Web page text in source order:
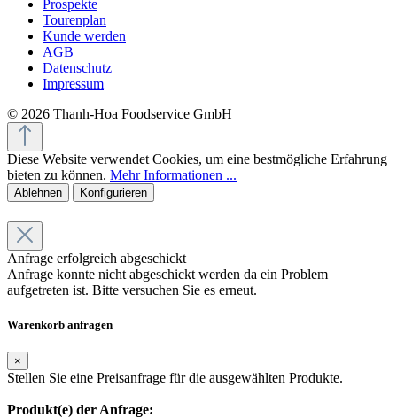
Prospekte
Tourenplan
Kunde werden
AGB
Datenschutz
Impressum
© 2026 Thanh-Hoa Foodservice GmbH
Diese Website verwendet Cookies, um eine bestmögliche Erfahrung
bieten zu können. Mehr Informationen ...
Ablehnen Konfigurieren
Anfrage erfolgreich abgeschickt
Anfrage konnte nicht abgeschickt werden da ein Problem
aufgetreten ist. Bitte versuchen Sie es erneut.
Warenkorb anfragen
×
Stellen Sie eine Preisanfrage für die ausgewählten Produkte.
Produkt(e) der Anfrage: